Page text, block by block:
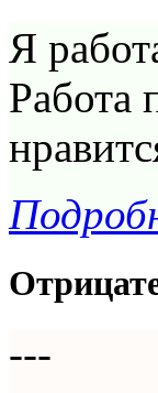
Я
Работа
---